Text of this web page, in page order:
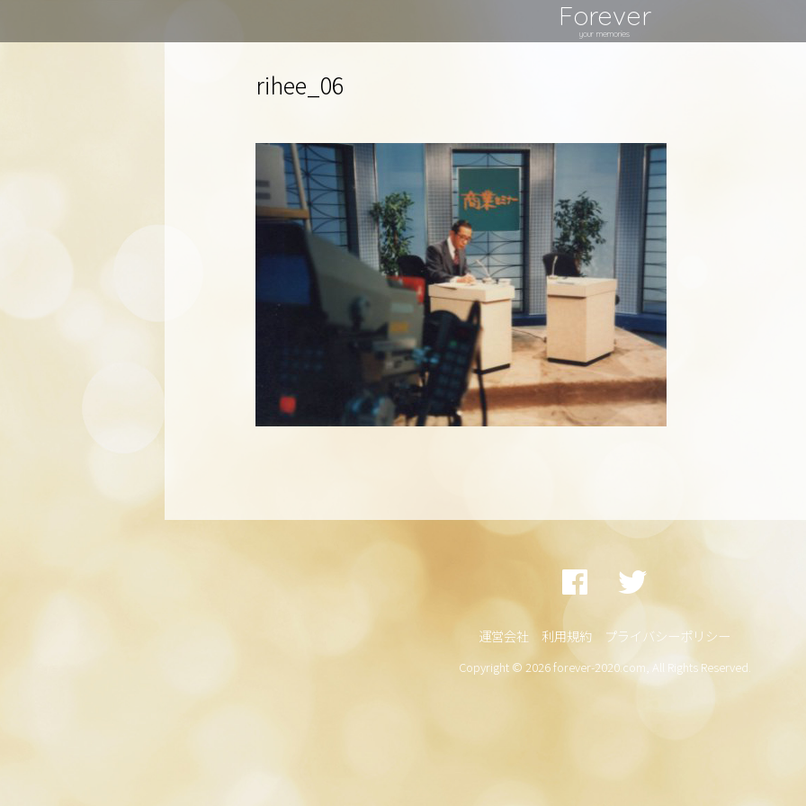
Forever
your memories
rihee_06
運営会社 利用規約 プライバシーポリシー
Copyright © 2026 forever-2020.com, All Rights Reserved.